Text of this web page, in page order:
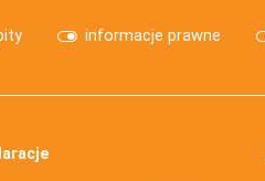
informacje prawne